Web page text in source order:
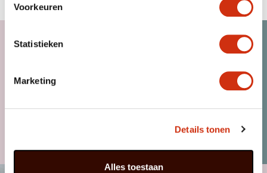
Voorkeuren
Statistieken
Marketing
Details tonen
Alles toestaan
Leia mais